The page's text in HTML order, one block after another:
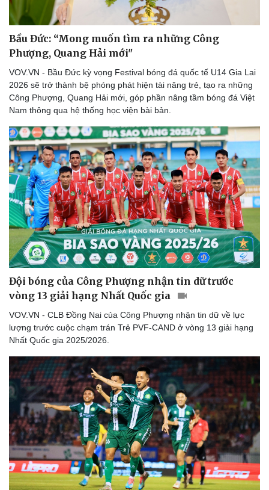
Bầu Đức: “Mong muốn tìm ra những Công
Phượng, Quang Hải mới"
VOV.VN - Bầu Đức kỳ vọng Festival bóng đá quốc tế U14 Gia Lai
2026 sẽ trở thành bệ phóng phát hiện tài năng trẻ, tạo ra những
Công Phượng, Quang Hải mới, góp phần nâng tầm bóng đá Việt
Nam thông qua hệ thống học viện bài bản.
Đội bóng của Công Phượng nhận tin dữ trước
vòng 13 giải hạng Nhất Quốc gia
VOV.VN - CLB Đồng Nai của Công Phượng nhận tin dữ về lực
lượng trước cuộc chạm trán Trẻ PVF-CAND ở vòng 13 giải hạng
Nhất Quốc gia 2025/2026.